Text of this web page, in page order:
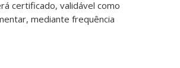
certificado, validável como
mediante frequência